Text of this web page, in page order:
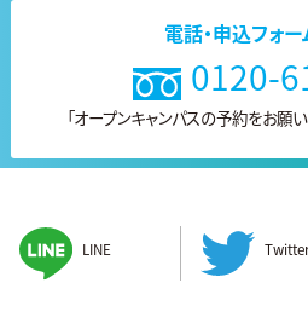
電話・申込フォ
0120-
「オープンキャンパスの予約をお願い
LINE